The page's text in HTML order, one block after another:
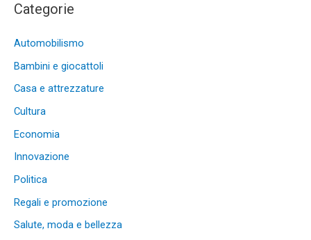
Categorie
Automobilismo
Bambini e giocattoli
Casa e attrezzature
Cultura
Economia
Innovazione
Politica
Regali e promozione
Salute, moda e bellezza